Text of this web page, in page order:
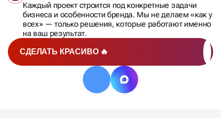
СДЕЛАТЬ КРАСИВО 🔥
Каждый проект строится под конкретные задачи
бизнеса и особенности бренда. Мы не делаем «как у
всех» — только решения, которые работают именно
на ваш результат.